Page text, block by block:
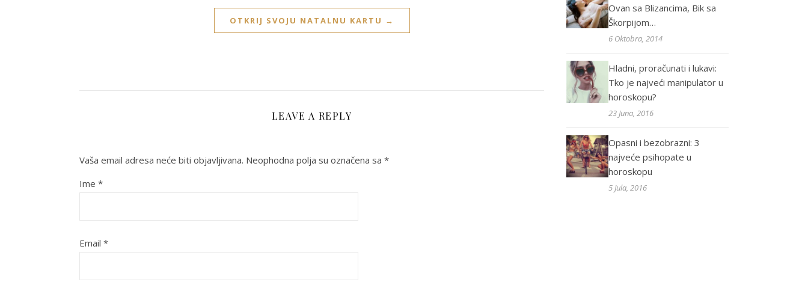
OTKRIJ SVOJU NATALNU KARTU →
LEAVE A REPLY
Vaša email adresa neće biti objavljivana. Neophodna polja su označena sa *
Ime *
Email *
Ovan sa Blizancima, Bik sa
Škorpijom…
6 Oktobra, 2014
Hladni, proračunati i lukavi:
Tko je najveći manipulator u
horoskopu?
23 Juna, 2016
Opasni i bezobrazni: 3
najveće psihopate u
horoskopu
5 Jula, 2016